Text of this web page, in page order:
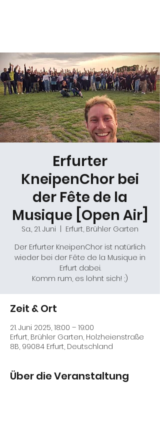
Erfurter
KneipenChor bei
der Fête de la
Musique [Open Air]
Sa., 21. Juni
Erfurt, Brühler Garten
Der Erfurter KneipenChor ist natürlich
wieder bei der Fête de la Musique in
Erfurt dabei.
Komm rum, es lohnt sich! ;)
Zeit & Ort
21. Juni 2025, 18:00 – 19:00
Erfurt, Brühler Garten, Holzheienstraße
8B, 99084 Erfurt, Deutschland
Über die Veranstaltung